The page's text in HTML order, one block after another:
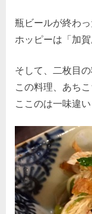
瓶ビールが終わ
ホッピーは「加
そして、二枚目
この料理、あち
ここのは一味違い